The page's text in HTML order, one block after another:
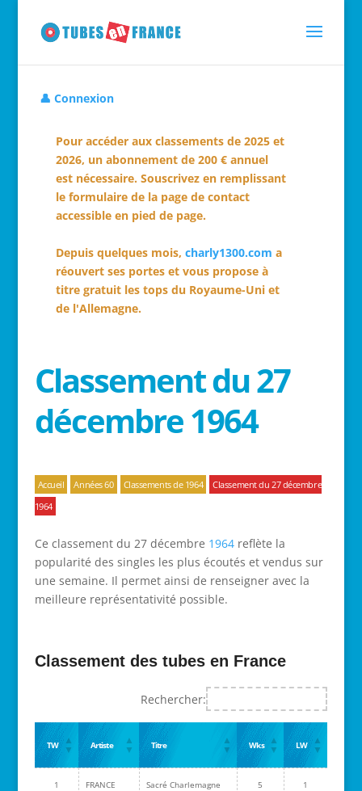
👤 Connexion
Pour accéder aux classements de 2025 et
2026, un abonnement de 200 € annuel
est nécessaire. Souscrivez en remplissant
le formulaire de la page de contact
accessible en pied de page.
Depuis quelques mois, charly1300.com a
réouvert ses portes et vous propose à
titre gratuit les tops du Royaume-Uni et
de l'Allemagne.
Classement du 27
décembre 1964
Accueil Années 60 Classements de 1964
Classement du 27 décembre
1964
Ce classement du 27 décembre 1964reflète la
popularité des singles les plus écoutés et vendus sur
une semaine. Il permet ainsi de renseigner avec la
meilleure représentativité possible.
Classement des tubes en France
Rechercher:
TW Artiste Titre Wks LW
1
FRANCE
Sacré Charlemagne 5 1